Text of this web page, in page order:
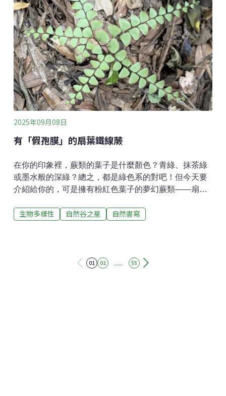
吳宗憲）。這是因為澤蛙的背部顏色與花紋，不同個體
之間的差異非常大，就讓我們好好認識這常見且體色多
變的「澤蛙」吧！澤蛙在青蛙世界的分類是「叉舌蛙
科」的一員，該分類在台灣可以看到的成員還有海蛙
（屬外來種）、虎皮蛙與福建大頭蛙，上述成員在外觀
上都有共同的特徵，就是在背部都有「棒狀突起」，成
員當中，虎皮蛙的體型最大，其次是海蛙與福建大頭
蛙，體型最小的是澤蛙。除了體型差異外，
2025年09月08日
有「假孢膜」的扇葉鐵線蕨
在你的印象裡，蕨類的葉子是什麼顏色？青綠、抹茶綠
或墨水般的深綠？總之，都是綠色系的對吧！但今天要
介紹給你的，可是擁有粉紅色葉子的夢幻蕨類——扇葉
形狀千變萬化，有的長得像羽毛，有的像手掌，甚至是
有孢膜。爬郊山常看見的腎蕨，孢膜的形狀和腎臟非常
生物多樣性 自然谷之星 自然書寫
01 02 ...... 55